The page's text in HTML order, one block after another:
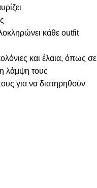
κάθε outfit
και έλαια, όπως σε
λάμψη τους
για να διατηρηθούν